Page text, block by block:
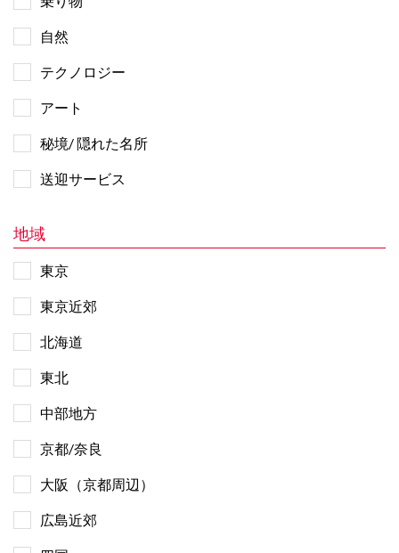
自然
テクノロジー
アート
秘境/ 隠れた名所
送迎サービス
地域
東京
東京近郊
北海道
東北
中部地方
京都/奈良
大阪（京都周辺）
広島近郊